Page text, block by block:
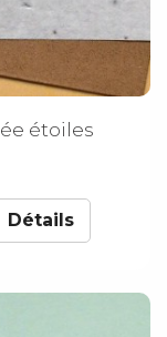
étoiles
Détails